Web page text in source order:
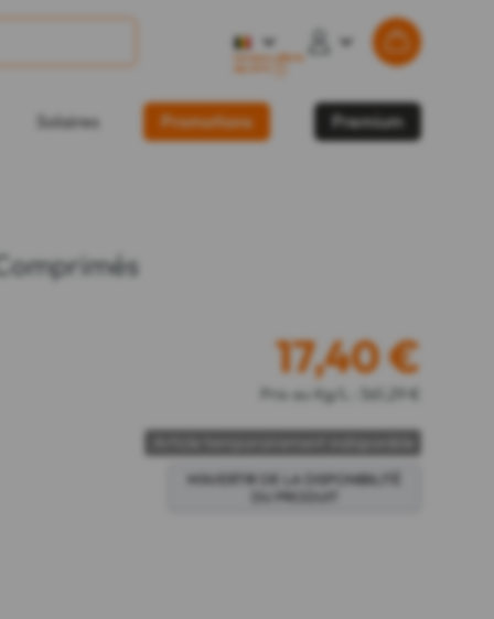
Livraison offerte
Solaires Promotions Premium
17,40€
Prix au Kg/L : 561,29 €